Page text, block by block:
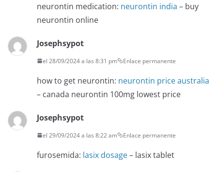
neurontin medication: neurontin india – buy
neurontin online
Josephsypot
el 28/09/2024 a las 8:31 pm Enlace permanente
how to get neurontin: neurontin price australia
– canada neurontin 100mg lowest price
Josephsypot
el 29/09/2024 a las 8:22 am Enlace permanente
furosemida: lasix dosage– lasix tablet